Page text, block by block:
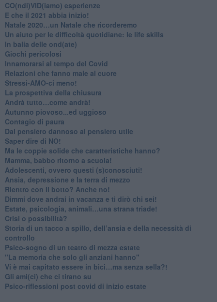
CO(ndi)VID(iamo) esperienze
​E che il 2021 abbia inizio!
​Natale 2020…un Natale che ricorderemo
Un aiuto per le difficoltà quotidiane: le life skills
​In balia delle ond(ate)
Giochi pericolosi
Innamorarsi al tempo del Covid
​Relazioni che fanno male al cuore
​Stressi-AMO-ci meno!
​La prospettiva della chiusura
​Andrà tutto…come andrà!
Autunno piovoso...ed uggioso
​Contagio di paura
​Dal pensiero dannoso al pensiero utile
​Saper dire di NO!
​Ma le coppie solide che caratteristiche hanno?
​Mamma, babbo ritorno a scuola!
Adolescenti, ovvero questi (s)conosciuti!
Ansia, depressione e la terra di mezzo
​Rientro con il botto? Anche no!
Dimmi dove andrai in vacanza e ti dirò chi sei!
​Estate, psicologia, animali…una strana triade!
​Crisi o possibilità?
​Storia di un tacco a spillo, dell’ansia e della necessità di
controllo
​Psico-sogno di un teatro di mezza estate
"La memoria che solo gli anziani hanno"
​Vi è mai capitato essere in bici…ma senza sella?!
​Gli ami(ci) che ci tirano su
Psico-riflessioni post covid di inizio estate